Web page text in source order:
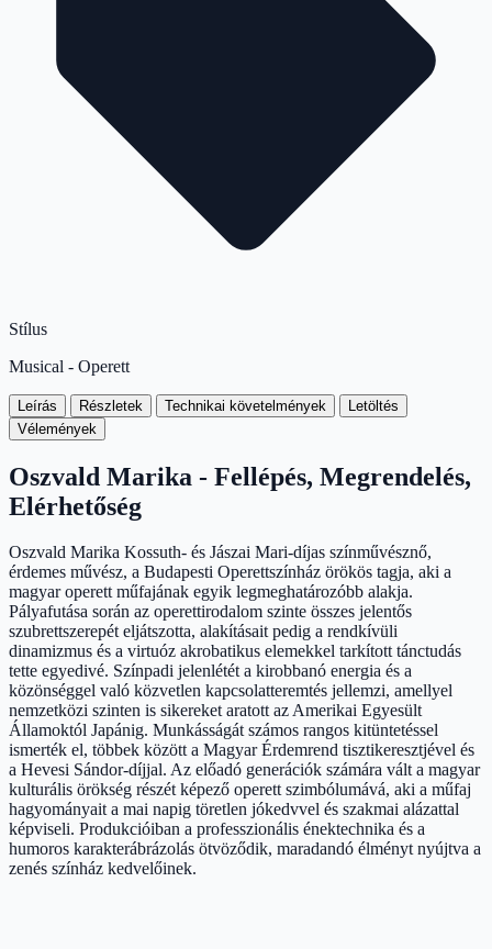
Stílus
Musical - Operett
Leírás Részletek Technikai követelmények
Letöltés
Vélemények
Oszvald Marika - Fellépés, Megrendelés,
Elérhetőség
Oszvald Marika Kossuth- és Jászai Mari-díjas színművésznő,
érdemes művész, a Budapesti Operettszínház örökös tagja, aki a
magyar operett műfajának egyik legmeghatározóbb alakja.
Pályafutása során az operettirodalom szinte összes jelentős
szubrettszerepét eljátszotta, alakításait pedig a rendkívüli
dinamizmus és a virtuóz akrobatikus elemekkel tarkított tánctudás
tette egyedivé. Színpadi jelenlétét a kirobbanó energia és a
közönséggel való közvetlen kapcsolatteremtés jellemzi, amellyel
nemzetközi szinten is sikereket aratott az Amerikai Egyesült
Államoktól Japánig. Munkásságát számos rangos kitüntetéssel
ismerték el, többek között a Magyar Érdemrend tisztikeresztjével és
a Hevesi Sándor-díjjal. Az előadó generációk számára vált a magyar
kulturális örökség részét képező operett szimbólumává, aki a műfaj
hagyományait a mai napig töretlen jókedvvel és szakmai alázattal
képviseli. Produkcióiban a professzionális énektechnika és a
humoros karakterábrázolás ötvöződik, maradandó élményt nyújtva a
zenés színház kedvelőinek.